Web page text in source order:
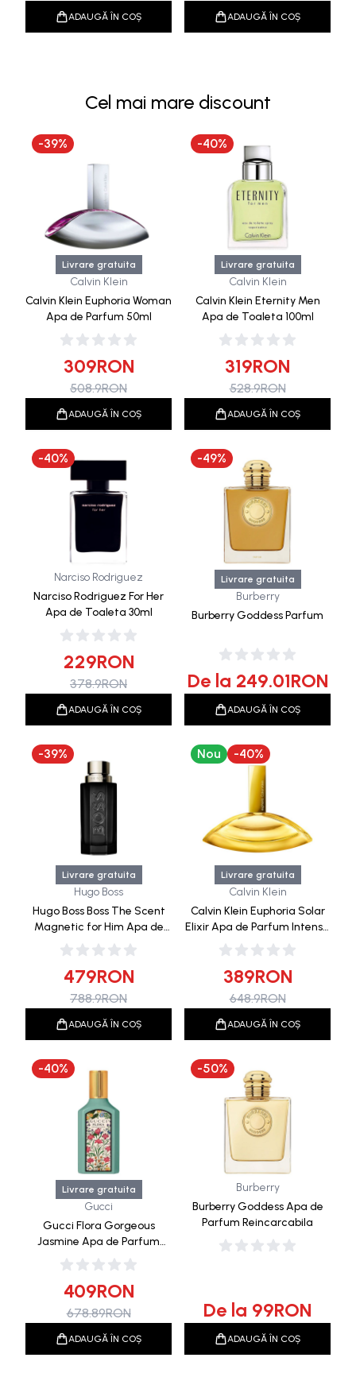
ADAUGĂ ÎN COȘ ADAUGĂ ÎN COȘ
Cel mai mare discount
-39%
Livrare gratuita
Calvin Klein
Calvin Klein Euphoria Woman
Apa de Parfum 50ml
309RON
508.9RON
ADAUGĂ ÎN COȘ
-40%
Livrare gratuita
Calvin Klein
Calvin Klein Eternity Men
Apa de Toaleta 100ml
319RON
528.9RON
ADAUGĂ ÎN COȘ
-40%
Narciso Rodriguez
Narciso Rodriguez For Her
Apa de Toaleta 30ml
229RON
378.9RON
ADAUGĂ ÎN COȘ
-49%
Livrare gratuita
Burberry
Burberry Goddess Parfum
De la 249.01RON
ADAUGĂ ÎN COȘ
-39%
Livrare gratuita
Hugo Boss
Hugo Boss Boss The Scent
Magnetic for Him Apa de
Parfum 100ml
479RON
788.9RON
ADAUGĂ ÎN COȘ
Nou -40%
Livrare gratuita
Calvin Klein
Calvin Klein Euphoria Solar
Elixir Apa de Parfum Intensa
100ml
389RON
648.9RON
ADAUGĂ ÎN COȘ
-40%
Livrare gratuita
Gucci
Gucci Flora Gorgeous
Jasmine Apa de Parfum
50ml
409RON
678.89RON
ADAUGĂ ÎN COȘ
-50%
Burberry
Burberry Goddess Apa de
Parfum Reincarcabila
De la 99RON
ADAUGĂ ÎN COȘ